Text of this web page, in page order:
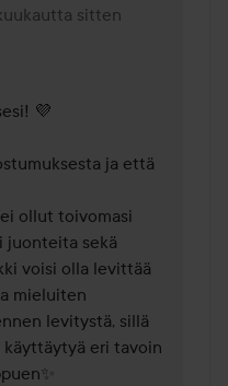
Creator.sitten
lisättiin 2
💜
ja että
ollut toivomasi
juonteita sekä
voisi olla levittää
mieluiten
levitystä, sillä
eri tavoin